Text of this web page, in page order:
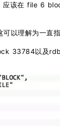
该在 file 6
以理解为一直
33784以及